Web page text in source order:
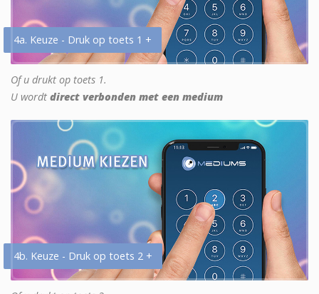
4a. Keuze - Druk op toets 1 +
Of u drukt op toets 1.
U wordt direct verbonden met een medium
4b. Keuze - Druk op toets 2 +